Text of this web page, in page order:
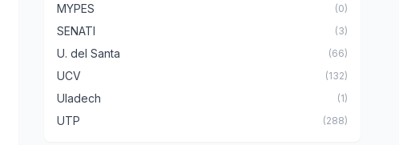
MYPES (0)
SENATI (3)
U. del Santa (66)
UCV (132)
Uladech (1)
UTP (288)